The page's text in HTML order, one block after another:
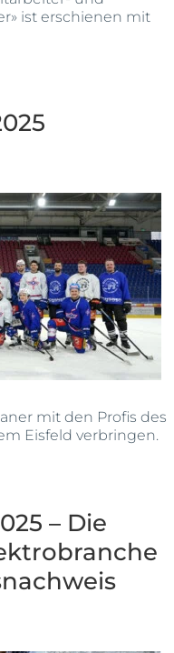
ist erschienen mit
mit den Profis des
Eisfeld verbringen.
– Die